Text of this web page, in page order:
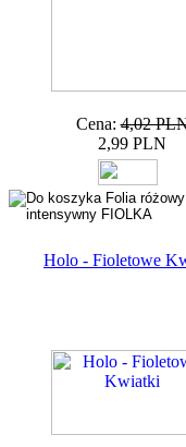
Cena: 4,02
2,99 PLN
Holo - Fioletowe